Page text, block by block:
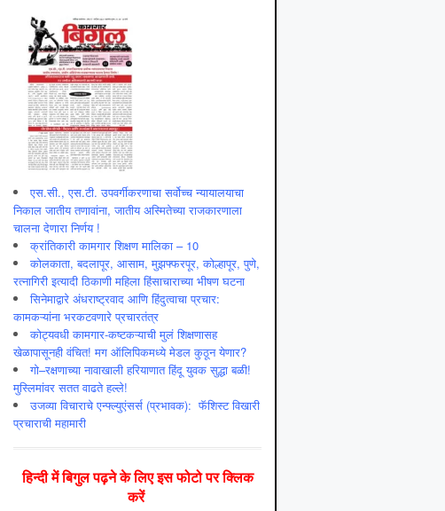
एस.सी., एस.टी. उपवर्गीकरणाचा सर्वोच्च न्यायालयाचा
निकाल जातीय तणावांना, जातीय अस्मितेच्या राजकारणाला
चालना देणारा निर्णय !
क्रांतिकारी कामगार शिक्षण मालिका – 10
कोलकाता, बदलापूर, आसाम, मुझफ्फरपूर, कोल्हापूर, पुणे,
रत्नागिरी इत्यादी ठिकाणी महिला हिंसाचाराच्या भीषण घटना
सिनेमाद्वारे अंधराष्ट्रवाद आणि हिंदुत्वाचा प्रचार:
कामकऱ्यांना भरकटवणारे प्रचारतंत्र
कोट्यवधी कामगार-कष्टकऱ्याची मुलं शिक्षणासह
खेळापासूनही वंचित! मग ऑलिपिकमध्ये मेडल कुठून येणार?
गो–रक्षणाच्या नावाखाली हरियाणात हिंदू युवक सुद्धा बळी!
मुस्लिमांवर सतत वाढते हल्ले!
उजव्या विचाराचे एन्फ्ल्युएंसर्स (प्रभावक): फॅशिस्ट विखारी
प्रचाराची महामारी
हिन्‍दी में बिगुल पढ़ने के लिए इस फोटो पर क्लिक
करें